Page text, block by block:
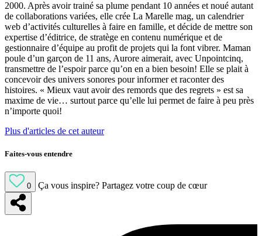
2000. Après avoir trainé sa plume pendant 10 années et noué autant
de collaborations variées, elle crée La Marelle mag, un calendrier
web d’activités culturelles à faire en famille, et décide de mettre son
expertise d’éditrice, de stratège en contenu numérique et de
gestionnaire d’équipe au profit de projets qui la font vibrer. Maman
poule d’un garçon de 11 ans, Aurore aimerait, avec Unpointcinq,
transmettre de l’espoir parce qu’on en a bien besoin! Elle se plait à
concevoir des univers sonores pour informer et raconter des
histoires. « Mieux vaut avoir des remords que des regrets » est sa
maxime de vie… surtout parce qu’elle lui permet de faire à peu près
n’importe quoi!
Plus d'articles de cet auteur
Faites-vous entendre
0 Ça vous inspire? Partagez votre coup de cœur